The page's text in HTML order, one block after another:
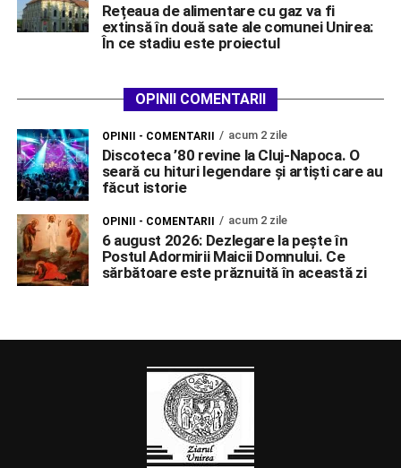
Rețeaua de alimentare cu gaz va fi
extinsă în două sate ale comunei Unirea:
În ce stadiu este proiectul
OPINII COMENTARII
OPINII - COMENTARII acum 2 zile
Discoteca ’80 revine la Cluj-Napoca. O
seară cu hituri legendare și artiști care au
făcut istorie
OPINII - COMENTARII acum 2 zile
6 august 2026: Dezlegare la pește în
Postul Adormirii Maicii Domnului. Ce
sărbătoare este prăznuită în această zi